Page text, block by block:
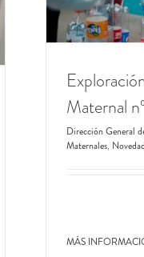
Maternal
Dirección General
Maternales,
MÁS